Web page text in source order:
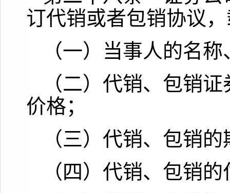
订代销或者包销协议
（一）当事人的名
（二）代销、包销
价格；
（三）代销、包销
（四）代销、包销